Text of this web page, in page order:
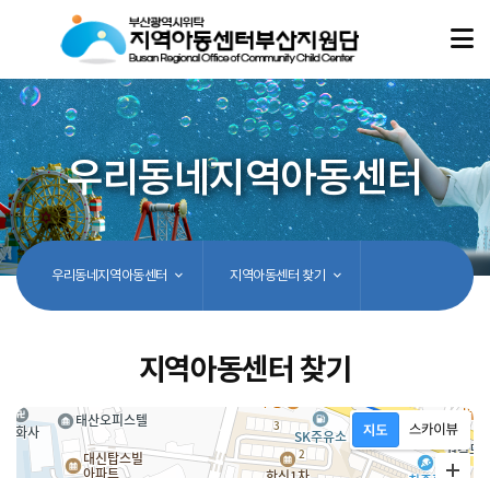
우리동네지역아동센터
우리동네지역아동센터 지역아동센터 찾기
지역아동센터 찾기